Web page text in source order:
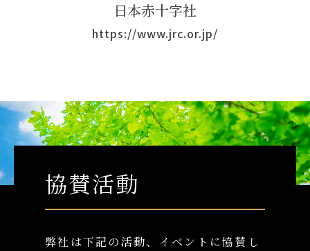
日本赤十字社
https://www.jrc.or.jp/
協賛活動
弊社は下記の活動、イベントに協賛し